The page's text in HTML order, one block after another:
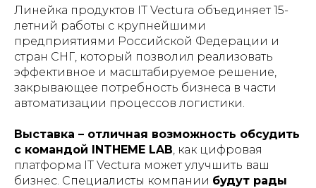
Линейка продуктов IT Vectura объединяет 15-
летний работы с крупнейшими
предприятиями Российской Федерации и
стран СНГ, который позволил реализовать
эффективное и масштабируемое решение,
закрывающее потребность бизнеса в части
автоматизации процессов логистики.
Выставка – отличная возможность обсудить
с командой INTHEME LAB, как цифровая
платформа IT Vectura может улучшить ваш
бизнес. Специалисты компании будут рады